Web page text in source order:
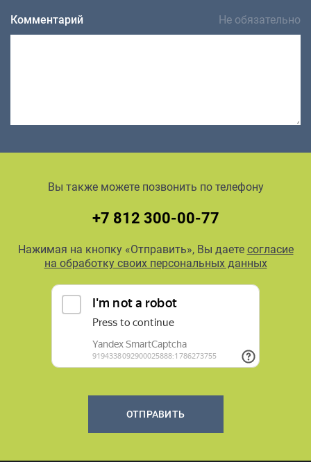
Комментарий Не обязательно
Вы также можете позвонить по телефону
+7 812 300-00-77
Нажимая на кнопку «Отправить», Вы даете согласие
на обработку своих персональных данных
ОТПРАВИТЬ